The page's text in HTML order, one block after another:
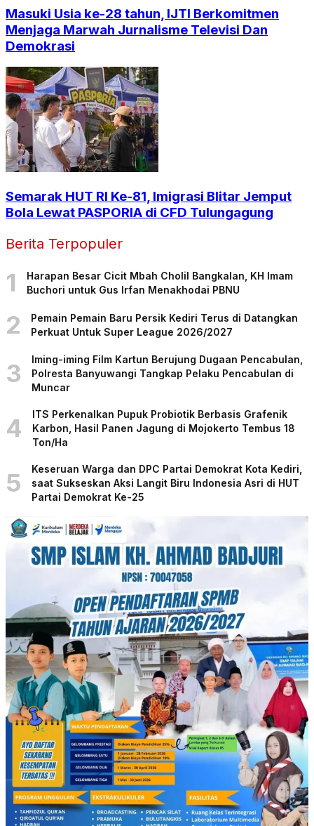
Masuki Usia ke-28 tahun, IJTI Berkomitmen
Menjaga Marwah Jurnalisme Televisi Dan
Demokrasi
Semarak HUT RI Ke-81, Imigrasi Blitar Jemput
Bola Lewat PASPORIA di CFD Tulungagung
Berita Terpopuler
1
Harapan Besar Cicit Mbah Cholil Bangkalan, KH Imam
Buchori untuk Gus Irfan Menakhodai PBNU
2
Pemain Pemain Baru Persik Kediri Terus di Datangkan
Perkuat Untuk Super League 2026/2027
3
Iming-iming Film Kartun Berujung Dugaan Pencabulan,
Polresta Banyuwangi Tangkap Pelaku Pencabulan di
Muncar
4
ITS Perkenalkan Pupuk Probiotik Berbasis Grafenik
Karbon, Hasil Panen Jagung di Mojokerto Tembus 18
Ton/Ha
5
Keseruan Warga dan DPC Partai Demokrat Kota Kediri,
saat Sukseskan Aksi Langit Biru Indonesia Asri di HUT
Partai Demokrat Ke-25